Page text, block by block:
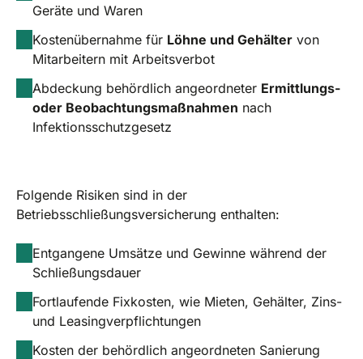
Geräte und Waren
Kostenübernahme für Löhne und Gehälter von
Mitarbeitern mit Arbeitsverbot
Abdeckung behördlich angeordneter Ermittlungs-
oder Beobachtungsmaßnahmen nach
Infektionsschutzgesetz
Folgende Risiken sind in der
Betriebsschließungsversicherung enthalten:
Entgangene Umsätze und Gewinne während der
Schließungsdauer
Fortlaufende Fixkosten, wie Mieten, Gehälter, Zins-
und Leasingverpflichtungen
Kosten der behördlich angeordneten Sanierung